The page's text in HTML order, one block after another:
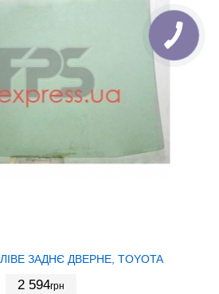
ЗАДНЄ ДВЕРНЕ, TOYOTA
2 594грн